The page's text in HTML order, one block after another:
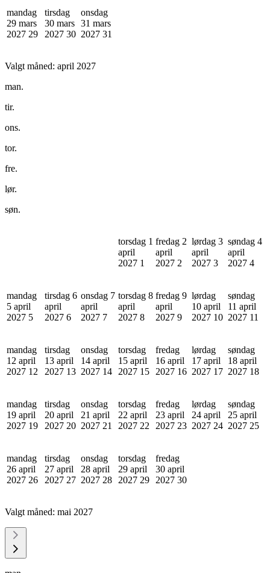
mandag
29 mars
2027 29
tirsdag
30 mars
2027 30
onsdag
31 mars
2027 31
Valgt måned: april 2027
man.
tir.
ons.
tor.
fre.
lør.
søn.
torsdag 1
april
2027 1
fredag 2
april
2027 2
lørdag 3
april
2027 3
søndag 4
april
2027 4
mandag
5 april
2027 5
tirsdag 6
april
2027 6
onsdag 7
april
2027 7
torsdag 8
april
2027 8
fredag 9
april
2027 9
lørdag
10 april
2027 10
søndag
11 april
2027 11
mandag
12 april
2027 12
tirsdag
13 april
2027 13
onsdag
14 april
2027 14
torsdag
15 april
2027 15
fredag
16 april
2027 16
lørdag
17 april
2027 17
søndag
18 april
2027 18
mandag
19 april
2027 19
tirsdag
20 april
2027 20
onsdag
21 april
2027 21
torsdag
22 april
2027 22
fredag
23 april
2027 23
lørdag
24 april
2027 24
søndag
25 april
2027 25
mandag
26 april
2027 26
tirsdag
27 april
2027 27
onsdag
28 april
2027 28
torsdag
29 april
2027 29
fredag
30 april
2027 30
Valgt måned: mai 2027